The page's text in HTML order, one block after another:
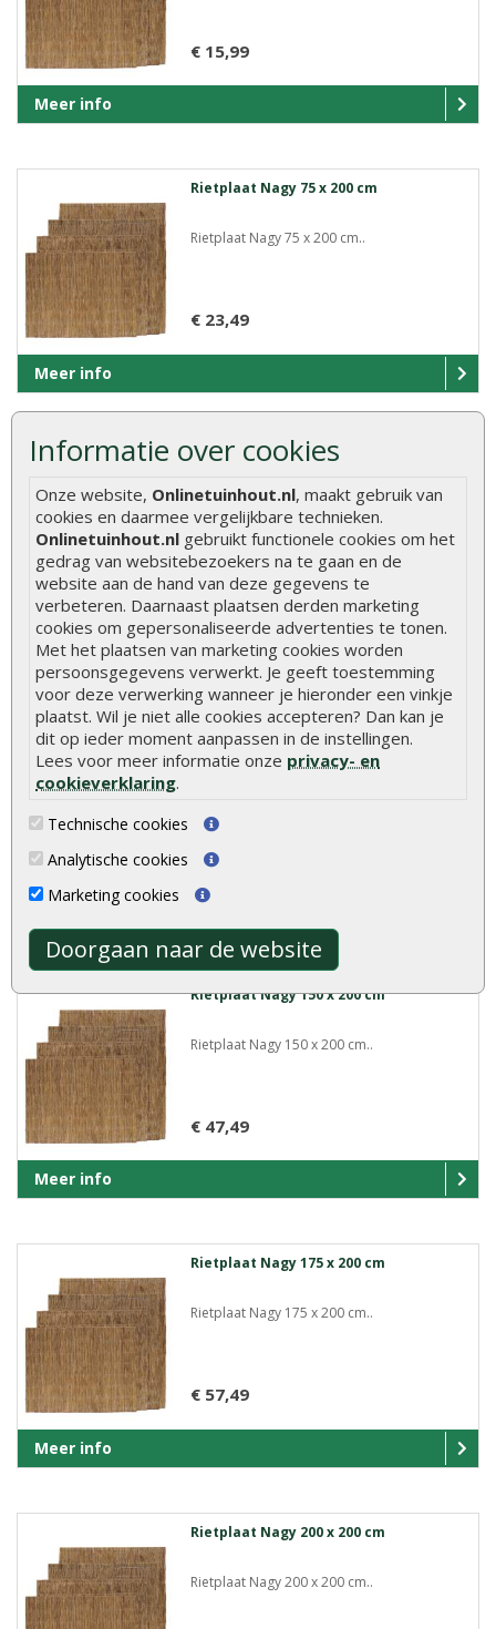
Informatie over cookies
Onze website, Onlinetuinhout.nl, maakt gebruik van
cookies en daarmee vergelijkbare technieken.
Onlinetuinhout.nl gebruikt functionele cookies om het
gedrag van websitebezoekers na te gaan en de
website aan de hand van deze gegevens te
verbeteren. Daarnaast plaatsen derden marketing
cookies om gepersonaliseerde advertenties te tonen.
Met het plaatsen van marketing cookies worden
persoonsgegevens verwerkt. Je geeft toestemming
voor deze verwerking wanneer je hieronder een vinkje
plaatst. Wil je niet alle cookies accepteren? Dan kan je
dit op ieder moment aanpassen in de instellingen.
Lees voor meer informatie onze privacy- en
cookieverklaring.
Technische cookies
Analytische cookies
Marketing cookies
Doorgaan naar de website
€ 15,99
Meer info
Rietplaat Nagy 75 x 200 cm
Rietplaat Nagy 75 x 200 cm..
€ 23,49
Meer info
Rietplaat Nagy 100 x 200 cm
Rietplaat Nagy 100 x 200 cm..
€ 31,49
Meer info
Rietplaat Nagy 125 x 200 cm
Rietplaat Nagy 125 x 200 cm..
€ 39,49
Meer info
Rietplaat Nagy 150 x 200 cm
Rietplaat Nagy 150 x 200 cm..
€ 47,49
Meer info
Rietplaat Nagy 175 x 200 cm
Rietplaat Nagy 175 x 200 cm..
€ 57,49
Meer info
Rietplaat Nagy 200 x 200 cm
Rietplaat Nagy 200 x 200 cm..